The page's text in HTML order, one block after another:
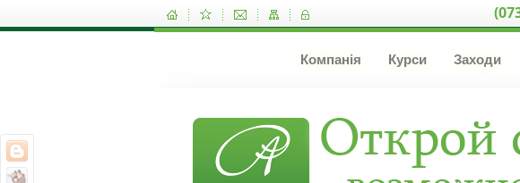
Компанія Курси Заходи